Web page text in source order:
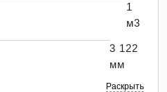
1
м3
3 122
мм
Раскрыть